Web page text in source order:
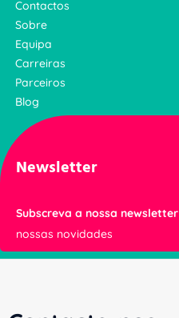
Contactos
Sobre
Equipa
Carreiras
Parceiros
Blog
Newsletter
Subscreva a nossa newsletter
nossas novidades